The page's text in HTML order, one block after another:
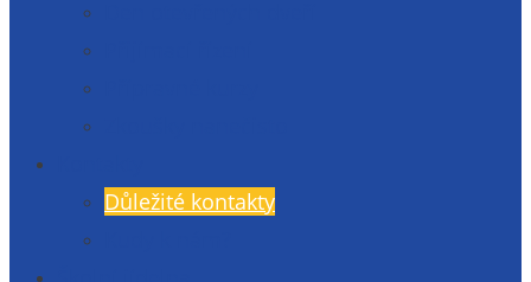
Důležité kontakty